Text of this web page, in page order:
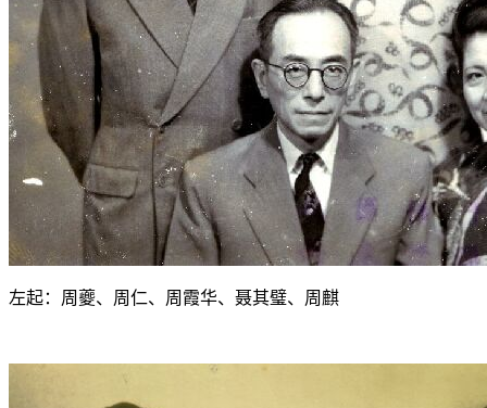
左起：周夔、周仁、周霞华、聂其璧、周麒